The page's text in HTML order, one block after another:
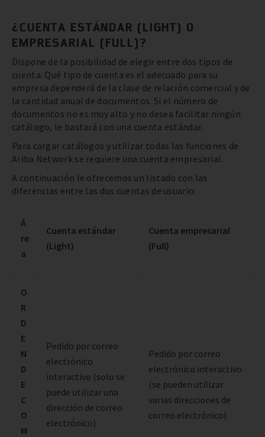
¿CUENTA ESTÁNDAR (LIGHT) O
EMPRESARIAL (FULL)?
Dispone de la posibilidad de elegir entre dos tipos de
cuenta. Qué tipo de cuenta es el adecuado para su
empresa dependerá de la clase de relación comercial y de
la cantidad anual de documentos. Si el número de
documentos no es muy alto y no desea facilitar ningún
catálogo, le bastará con una cuenta estándar.
Para cargar catálogos y utilizar todas las funciones de
Ariba Network se requiere una cuenta empresarial.
A continuación le ofrecemos un listado con las
diferencias entre las dos cuentas de usuario:
Á
re
a
Cuenta estándar
(Light)
Cuenta empresarial
(Full)
O
R
D
E
N
D
E
C
O
M
Pedido por correo
electrónico
interactivo (solo se
puede utilizar una
dirección de correo
electrónico)
Pedido por correo
electrónico interactivo
(se pueden utilizar
varias direcciones de
correo electrónico)